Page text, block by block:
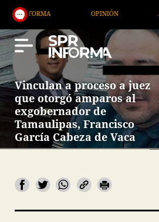
OPINIÓN ARTÍCULOS
Vinculan a proceso a juez
que otorgó amparos al
exgobernador de
Tamaulipas, Francisco
García Cabeza de Vaca